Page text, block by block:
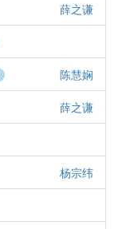
薛之谦
陈慧娴
薛之谦
杨宗纬